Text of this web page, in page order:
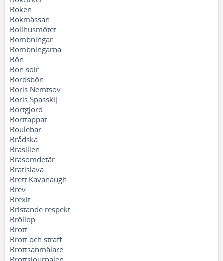
Boken
Bokmässan
Bollhusmötet
Bombningar
Bombningarna
Bön
Bon soir
Bordsbön
Boris Nemtsov
Boris Spasskij
Bortgjord
Borttappat
Boulebar
Brådska
Brasilien
Brasomdetär
Bratislava
Brett Kavanaugh
Brev
Brexit
Bristande respekt
Bröllop
Brott
Brott och straff
Brottsanmälare
Brottsjournalen